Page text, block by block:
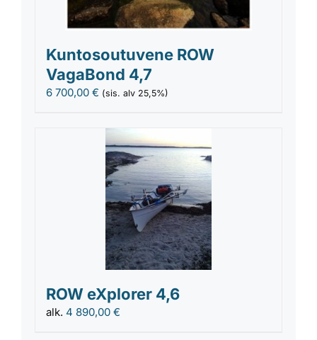
Kuntosoutuvene ROW
VagaBond 4,7
6 700,00€ (sis. alv 25,5%)
ROW eXplorer 4,6
alk.4 890,00€